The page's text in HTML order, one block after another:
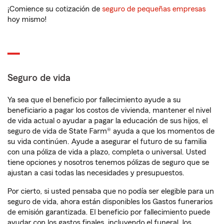
¡Comience su cotización de seguro de pequeñas empresas
hoy mismo!
Seguro de vida
Ya sea que el beneficio por fallecimiento ayude a su
beneficiario a pagar los costos de vivienda, mantener el nivel
de vida actual o ayudar a pagar la educación de sus hijos, el
seguro de vida de State Farm® ayuda a que los momentos de
su vida continúen. Ayude a asegurar el futuro de su familia
con una póliza de vida a plazo, completa o universal. Usted
tiene opciones y nosotros tenemos pólizas de seguro que se
ajustan a casi todas las necesidades y presupuestos.
Por cierto, si usted pensaba que no podía ser elegible para un
seguro de vida, ahora están disponibles los Gastos funerarios
de emisión garantizada. El beneficio por fallecimiento puede